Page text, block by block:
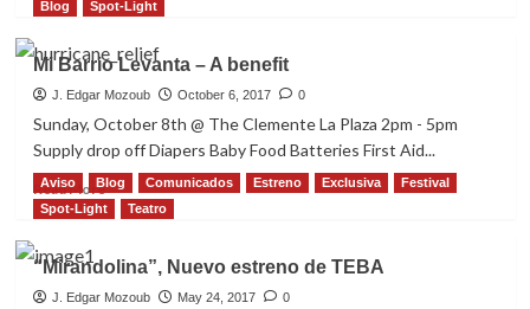
more
“IT
IS
WHAT
IT
The
ONE
is
back
Blog Spot-Light
Mi Barrio Levanta – A benefit
J. Edgar Mozoub October 6, 2017 0
Sunday, October 8th @ The Clemente La Plaza 2pm - 5pm
Supply drop off Diapers Baby Food Batteries First Aid...
Read MoreRead
more
Barrio
Levanta
Aviso Blog Comunicados Estreno Exclusiva
Festival
Spot-Light
Teatro
“Mirandolina”, Nuevo estreno de TEBA
J. Edgar Mozoub May 24, 2017 0